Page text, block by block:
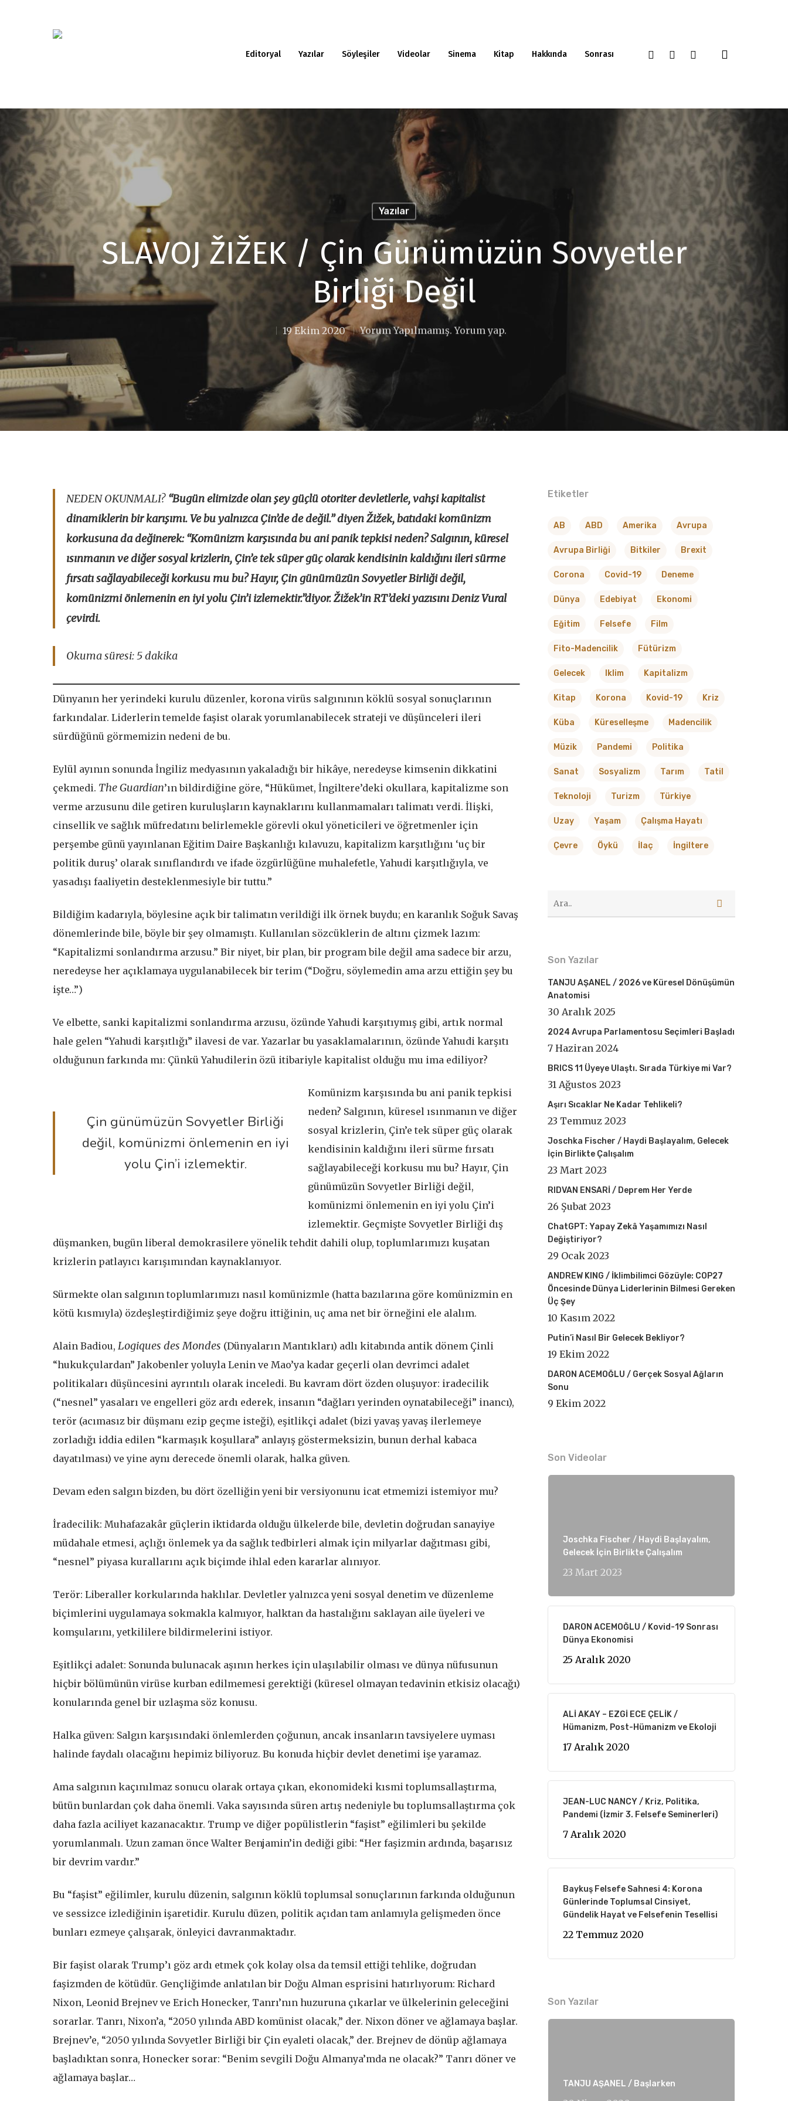
Editoryal Yazılar Söyleşiler Videolar Sinema Kitap Hakkında Sonrası
Yazılar
SLAVOJ ŽIŽEK / Çin Günümüzün Sovyetler
Birliği Değil
19 Ekim 2020 Yorum Yapılmamış. Yorum yap.
NEDEN OKUNMALI? “Bugün elimizde olan şey güçlü otoriter devletlerle, vahşi kapitalist
dinamiklerin bir karışımı. Ve bu yalnızca Çin’de de değil.” diyen Žižek, batıdaki komünizm
korkusuna da değinerek: “Komünizm karşısında bu ani panik tepkisi neden? Salgının, küresel
ısınmanın ve diğer sosyal krizlerin, Çin’e tek süper güç olarak kendisinin kaldığını ileri sürme
fırsatı sağlayabileceği korkusu mu bu? Hayır, Çin günümüzün Sovyetler Birliği değil,
komünizmi önlemenin en iyi yolu Çin’i izlemektir.”diyor. Žižek’in RT’deki yazısını Deniz Vural
çevirdi.
Okuma süresi: 5 dakika
Dünyanın her yerindeki kurulu düzenler, korona virüs salgınının köklü sosyal sonuçlarının
farkındalar. Liderlerin temelde faşist olarak yorumlanabilecek strateji ve düşünceleri ileri
sürdüğünü görmemizin nedeni de bu.
Eylül ayının sonunda İngiliz medyasının yakaladığı bir hikâye, neredeyse kimsenin dikkatini
çekmedi. The Guardian’ın bildirdiğine göre, “Hükümet, İngiltere’deki okullara, kapitalizme son
verme arzusunu dile getiren kuruluşların kaynaklarını kullanmamaları talimatı verdi. İlişki,
cinsellik ve sağlık müfredatını belirlemekle görevli okul yöneticileri ve öğretmenler için
perşembe günü yayınlanan Eğitim Daire Başkanlığı kılavuzu, kapitalizm karşıtlığını ‘uç bir
politik duruş’ olarak sınıflandırdı ve ifade özgürlüğüne muhalefetle, Yahudi karşıtlığıyla, ve
yasadışı faaliyetin desteklenmesiyle bir tuttu.”
Bildiğim kadarıyla, böylesine açık bir talimatın verildiği ilk örnek buydu; en karanlık Soğuk Savaş
dönemlerinde bile, böyle bir şey olmamıştı. Kullanılan sözcüklerin de altını çizmek lazım:
“Kapitalizmi sonlandırma arzusu.” Bir niyet, bir plan, bir program bile değil ama sadece bir arzu,
neredeyse her açıklamaya uygulanabilecek bir terim (“Doğru, söylemedin ama arzu ettiğin şey bu
işte…”)
Ve elbette, sanki kapitalizmi sonlandırma arzusu, özünde Yahudi karşıtıymış gibi, artık normal
hale gelen “Yahudi karşıtlığı” ilavesi de var. Yazarlar bu yasaklamalarının, özünde Yahudi karşıtı
olduğunun farkında mı: Çünkü Yahudilerin özü itibariyle kapitalist olduğu mu ima ediliyor?
Çin günümüzün Sovyetler Birliği
değil, komünizmi önlemenin en iyi
yolu Çin’i izlemektir.
Komünizm karşısında bu ani panik tepkisi
neden? Salgının, küresel ısınmanın ve diğer
sosyal krizlerin, Çin’e tek süper güç olarak
kendisinin kaldığını ileri sürme fırsatı
sağlayabileceği korkusu mu bu? Hayır, Çin
günümüzün Sovyetler Birliği değil,
komünizmi önlemenin en iyi yolu Çin’i
izlemektir. Geçmişte Sovyetler Birliği dış
düşmanken, bugün liberal demokrasilere yönelik tehdit dahili olup, toplumlarımızı kuşatan
krizlerin patlayıcı karışımından kaynaklanıyor.
Sürmekte olan salgının toplumlarımızı nasıl komünizmle (hatta bazılarına göre komünizmin en
kötü kısmıyla) özdeşleştirdiğimiz şeye doğru ittiğinin, uç ama net bir örneğini ele alalım.
Alain Badiou, Logiques des Mondes (Dünyaların Mantıkları) adlı kitabında antik dönem Çinli
“hukukçulardan” Jakobenler yoluyla Lenin ve Mao’ya kadar geçerli olan devrimci adalet
politikaları düşüncesini ayrıntılı olarak inceledi. Bu kavram dört özden oluşuyor: iradecilik
(“nesnel” yasaları ve engelleri göz ardı ederek, insanın “dağları yerinden oynatabileceği” inancı),
terör (acımasız bir düşmanı ezip geçme isteği), eşitlikçi adalet (bizi yavaş yavaş ilerlemeye
zorladığı iddia edilen “karmaşık koşullara” anlayış göstermeksizin, bunun derhal kabaca
dayatılması) ve yine aynı derecede önemli olarak, halka güven.
Devam eden salgın bizden, bu dört özelliğin yeni bir versiyonunu icat etmemizi istemiyor mu?
İradecilik: Muhafazakâr güçlerin iktidarda olduğu ülkelerde bile, devletin doğrudan sanayiye
müdahale etmesi, açlığı önlemek ya da sağlık tedbirleri almak için milyarlar dağıtması gibi,
“nesnel” piyasa kurallarını açık biçimde ihlal eden kararlar alınıyor.
Terör: Liberaller korkularında haklılar. Devletler yalnızca yeni sosyal denetim ve düzenleme
biçimlerini uygulamaya sokmakla kalmıyor, halktan da hastalığını saklayan aile üyeleri ve
komşularını, yetkililere bildirmelerini istiyor.
Eşitlikçi adalet: Sonunda bulunacak aşının herkes için ulaşılabilir olması ve dünya nüfusunun
hiçbir bölümünün virüse kurban edilmemesi gerektiği (küresel olmayan tedavinin etkisiz olacağı)
konularında genel bir uzlaşma söz konusu.
Halka güven: Salgın karşısındaki önlemlerden çoğunun, ancak insanların tavsiyelere uyması
halinde faydalı olacağını hepimiz biliyoruz. Bu konuda hiçbir devlet denetimi işe yaramaz.
Ama salgının kaçınılmaz sonucu olarak ortaya çıkan, ekonomideki kısmi toplumsallaştırma,
bütün bunlardan çok daha önemli. Vaka sayısında süren artış nedeniyle bu toplumsallaştırma çok
daha fazla aciliyet kazanacaktır. Trump ve diğer popülistlerin “faşist” eğilimleri bu şekilde
yorumlanmalı. Uzun zaman önce Walter Benjamin’in dediği gibi: “Her faşizmin ardında, başarısız
bir devrim vardır.”
Bu “faşist” eğilimler, kurulu düzenin, salgının köklü toplumsal sonuçlarının farkında olduğunun
ve sessizce izlediğinin işaretidir. Kurulu düzen, politik açıdan tam anlamıyla gelişmeden önce
bunları ezmeye çalışarak, önleyici davranmaktadır.
Bir faşist olarak Trump’ı göz ardı etmek çok kolay olsa da temsil ettiği tehlike, doğrudan
faşizmden de kötüdür. Gençliğimde anlatılan bir Doğu Alman esprisini hatırlıyorum: Richard
Nixon, Leonid Brejnev ve Erich Honecker, Tanrı’nın huzuruna çıkarlar ve ülkelerinin geleceğini
sorarlar. Tanrı, Nixon’a, “2050 yılında ABD komünist olacak,” der. Nixon döner ve ağlamaya başlar.
Brejnev’e, “2050 yılında Sovyetler Birliği bir Çin eyaleti olacak,” der. Brejnev de dönüp ağlamaya
başladıktan sonra, Honecker sorar: “Benim sevgili Doğu Almanya’mda ne olacak?” Tanrı döner ve
ağlamaya başlar…
Etiketler
AB ABD Amerika Avrupa
Avrupa Birliği Bitkiler Brexit
Corona Covid-19 Deneme
Dünya Edebiyat Ekonomi
Eğitim Felsefe Film
Fito-Madencilik Fütürizm
Gelecek Iklim Kapitalizm
Kitap Korona Kovid-19 Kriz
Küba Küreselleşme Madencilik
Müzik Pandemi Politika
Sanat Sosyalizm Tarım Tatil
Teknoloji Turizm Türkiye
Uzay Yaşam Çalışma Hayatı
Çevre Öykü İlaç İngiltere
Son Yazılar
TANJU AŞANEL / 2026 ve Küresel Dönüşümün
Anatomisi
30 Aralık 2025
2024 Avrupa Parlamentosu Seçimleri Başladı
7 Haziran 2024
BRICS 11 Üyeye Ulaştı. Sırada Türkiye mi Var?
31 Ağustos 2023
Aşırı Sıcaklar Ne Kadar Tehlikeli?
23 Temmuz 2023
Joschka Fischer / Haydi Başlayalım, Gelecek
İçin Birlikte Çalışalım
23 Mart 2023
RIDVAN ENSARİ / Deprem Her Yerde
26 Şubat 2023
ChatGPT: Yapay Zekâ Yaşamımızı Nasıl
Değiştiriyor?
29 Ocak 2023
ANDREW KING / İklimbilimci Gözüyle: COP27
Öncesinde Dünya Liderlerinin Bilmesi Gereken
Üç Şey
10 Kasım 2022
Putin’i Nasıl Bir Gelecek Bekliyor?
19 Ekim 2022
DARON ACEMOĞLU / Gerçek Sosyal Ağların
Sonu
9 Ekim 2022
Son Videolar
Joschka Fischer / Haydi Başlayalım,
Gelecek İçin Birlikte Çalışalım
23 Mart 2023
DARON ACEMOĞLU / Kovid-19 Sonrası
Dünya Ekonomisi
25 Aralık 2020
ALİ AKAY – EZGİ ECE ÇELİK /
Hümanizm, Post-Hümanizm ve Ekoloji
17 Aralık 2020
JEAN-LUC NANCY / Kriz, Politika,
Pandemi (İzmir 3. Felsefe Seminerleri)
7 Aralık 2020
Baykuş Felsefe Sahnesi 4: Korona
Günlerinde Toplumsal Cinsiyet,
Gündelik Hayat ve Felsefenin Tesellisi
22 Temmuz 2020
Son Yazılar
TANJU AŞANEL / Başlarken